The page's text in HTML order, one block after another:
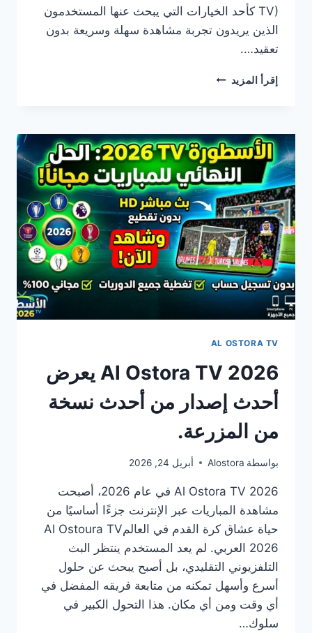
TV) كأحد الخيارات التي يبحث عنها المستخدمون
الذين يريدون تجربة مشاهدة سهلة وسريعة بدون
تعقيد….
إقرأ المزيد الاسطورة
تنزيل
وتثبيت
استمتع
بالبث
المباشر
AL OSTORA TV
Al Ostora TV 2026 يعرض
أحدث إصدار من أحدث نسخة
من المزرعة.
بواسطة Alostora أبريل 24, 2026
Al Ostora TV 2026 في عام 2026، أصبحت
مشاهدة المباريات عبر الإنترنت جزءًا أساسيًا من
حياة عشاق كرة القدم في العالمAl Ostoura TV
2026 العربي. لم يعد المستخدم ينتظر البث
التلفزيوني التقليدي، بل أصبح يبحث عن حلول
أسرع وأسهل تمكنه من متابعة فريقه المفضل في
أي وقت ومن أي مكان. هذا التحول الكبير في
سلوك…